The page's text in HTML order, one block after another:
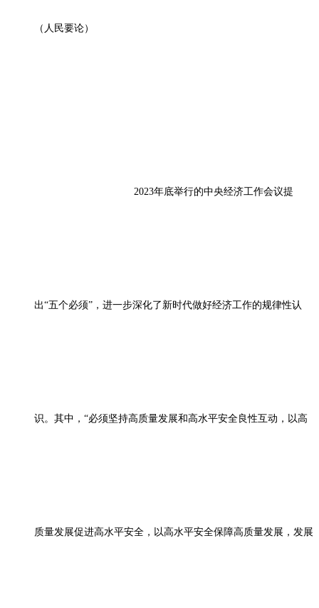
（人民要论）
2023年底举行的中央经济工作会议提
出“五个必须”，进一步深化了新时代做好经济工作的规律性认
识。其中，“必须坚持高质量发展和高水平安全良性互动，以高
质量发展促进高水平安全，以高水平安全保障高质量发展，发展